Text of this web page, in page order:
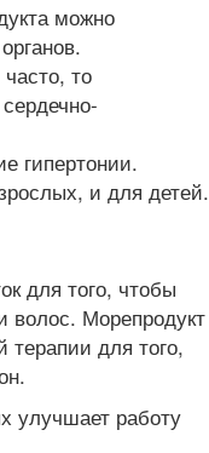
можно
то
гипертонии.
и для детей.
для того, чтобы
волос. Морепродукт
терапии для того,
улучшает работу